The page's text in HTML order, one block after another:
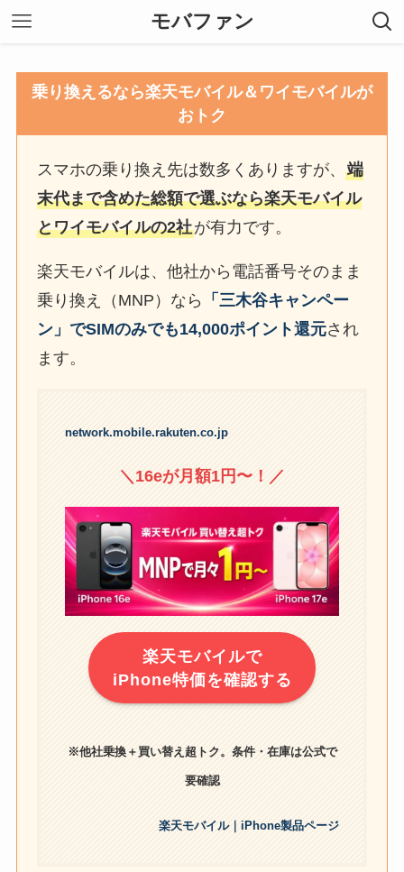
モバファン
乗り換えるなら楽天モバイル＆ワイモバイルが
おトク
スマホの乗り換え先は数多くありますが、端
末代まで含めた総額で選ぶなら楽天モバイル
とワイモバイルの2社が有力です。
楽天モバイルは、他社から電話番号そのまま
乗り換え（MNP）なら
「三木谷キャンペー
ン」でSIMのみでも14,000ポイント還元され
ます。
network.mobile.rakuten.co.jp
＼16eが月額1円〜！／
楽天モバイルで
iPhone特価を確認する
※他社乗換＋買い替え超トク。条件・在庫は公式で
要確認
楽天モバイル｜iPhone製品ページ